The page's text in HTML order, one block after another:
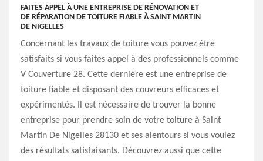
FAITES APPEL À UNE ENTREPRISE DE RÉNOVATION ET
DE RÉPARATION DE TOITURE FIABLE À SAINT MARTIN
DE NIGELLES
Concernant les travaux de toiture vous pouvez être
satisfaits si vous faites appel à des professionnels comme
V Couverture 28. Cette dernière est une entreprise de
toiture fiable et disposant des couvreurs efficaces et
expérimentés. Il est nécessaire de trouver la bonne
entreprise pour prendre soin de votre toiture à Saint
Martin De Nigelles 28130 et ses alentours si vous voulez
des résultats satisfaisants. Découvrez aussi que cette